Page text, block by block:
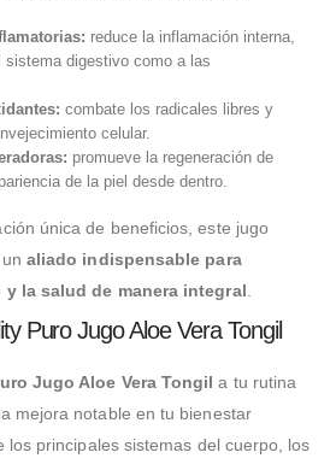
reduce la inflamación interna,
sistema digestivo como a las
combate los radicales libres y
celular.
promueve la regeneración de
de la piel desde dentro.
única de beneficios, este jugo
aliado indispensable para
la salud de manera integral
Puro Jugo Aloe Vera Tongil
Jugo Aloe Vera Tongil a tu rutina
mejora notable en tu bienestar
los principales sistemas del cuerpo, los